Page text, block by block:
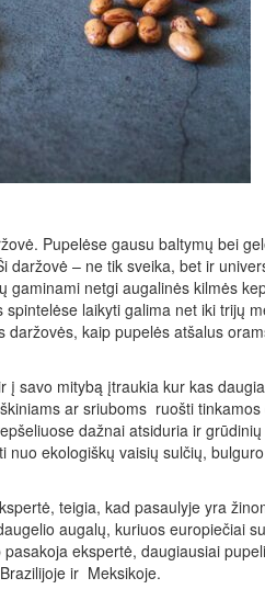
Pupelėse gausu baltymų bei
– ne tik sveika, bet ir
netgi augalinės kilmės
laikyti galima net iki trijų
daržovės, kaip pupelės atšalus
į savo mitybą įtraukia kur kas
ar sriuboms ruošti
dažnai atsiduria ir
ekologiškų vaisių sulčių,
teigia, kad pasaulyje yra
augalų, kuriuos europiečiai
ekspertė, daugiausiai
ir Meksikoje.